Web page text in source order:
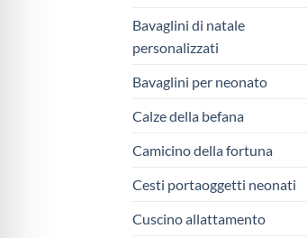
Bavaglini di natale
personalizzati
Bavaglini per neonato
Calze della befana
Camicino della fortuna
Cesti portaoggetti neonati
Cuscino allattamento